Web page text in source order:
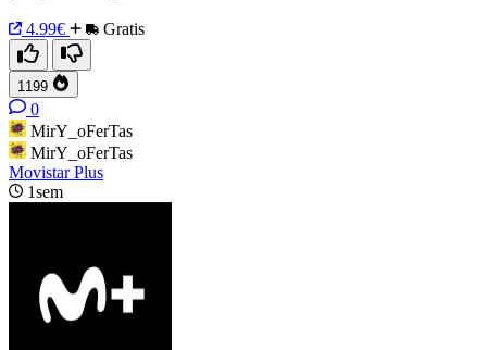
4.99€ Gratis
1199
0
MirY_oFerTas
MirY_oFerTas
Movistar Plus
1sem